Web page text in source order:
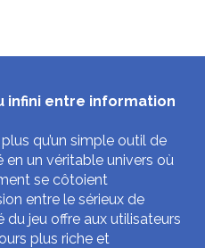
infini entre information
qu’un simple outil de
en un véritable univers où
se côtoient
entre le sérieux de
du jeu offre aux utilisateurs
plus riche et